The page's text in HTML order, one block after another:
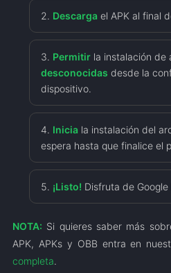
Descargael APK al final
Permitirla instalación de
desconocidas desde la
dispositivo.
Iniciala instalación del
espera hasta que finalice el
¡Listo! Disfruta de Google
NOTA: Si quieres saber más
APK, APKs y OBB entra en
completa.